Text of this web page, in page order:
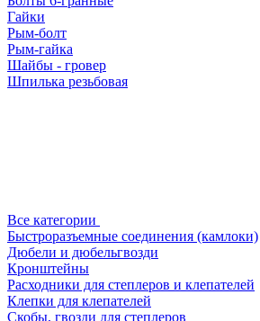
Гайки
Рым-болт
Рым-гайка
Шайбы - гровер
Шпилька резьбовая
Все категории
Быстроразъемные соединения (камлоки)
Дюбели и дюбельгвозди
Кронштейны
Расходники для степлеров и клепателей
Клепки для клепателей
Скобы, гвозди для степлеров